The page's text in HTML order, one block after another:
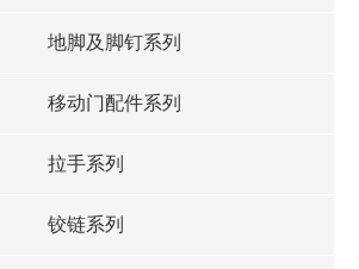
地脚及脚钉系列
移动门配件系列
拉手系列
铰链系列